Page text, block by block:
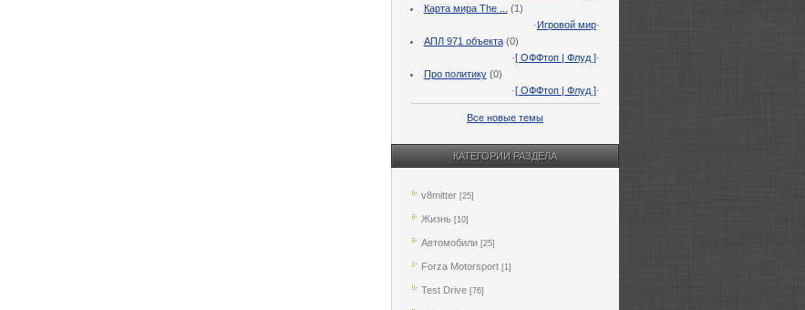
Карта мира The ...
(1)
·Игровой мир·
АПЛ 971 объекта (0)
·[ ОФФтоп | Флуд ]·
Про политику (0)
·[ ОФФтоп | Флуд ]·
Все новые темы
КАТЕГОРИИ РАЗДЕЛА
v8mitter [25]
Жизнь [10]
Автомобили [25]
Forza Motorsport [1]
Test Drive [76]